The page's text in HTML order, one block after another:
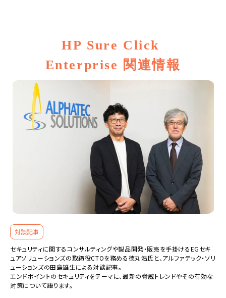
HP Sure Click
Enterprise 関連情報
対談記事
セキュリティに関するコンサルティングや製品開発・販売を手掛けるEGセキ
ュアソリューションズの取締役CTOを務める徳丸浩氏と、アルファテック・ソリ
ューションズの田島雄生による対談記事。
エンドポイントのセキュリティをテーマに、最新の脅威トレンドやその有効な
対策について語ります。